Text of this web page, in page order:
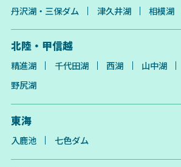
丹沢湖・三保ダム
津久井湖 相模湖
北陸・甲信越
精進湖 千代田湖 西湖 山中湖
野尻湖
東海
入鹿池 七色ダム